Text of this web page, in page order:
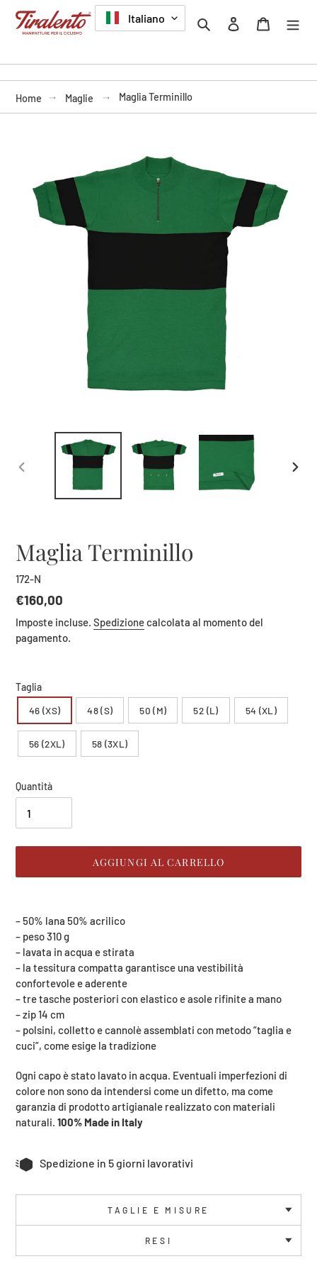
direttamente
LINGUAItaliano Cerca Accedi Carrello
Home Maglie Maglia Terminillo
PRECEDENTE
Maglia Terminillo
172-N
Prezzo
di
listino
€160,00
Imposte incluse. Spedizionecalcolata al momento del
pagamento.
Taglia
46 (XS)
48 (S) 50 (M) 52 (L) 54 (XL)
56 (2XL) 58 (3XL)
Quantità
AGGIUNGI AL CARRELLO
del
prodotto
nel
carrello
– 50% lana 50% acrilico
– peso 310 g
– lavata in acqua e stirata
– la tessitura compatta garantisce una vestibilità
confortevole e aderente
– tre tasche posteriori con elastico e asole rifinite a mano
– zip 14 cm
– polsini, colletto e cannolè assemblati con metodo “taglia e
cuci”, come esige la tradizione
Ogni capo è stato lavato in acqua. Eventuali imperfezioni di
colore non sono da intendersi come un difetto, ma come
garanzia di prodotto artigianale realizzato con materiali
naturali. 100% Made in Italy
Spedizione in 5 giorni lavorativi
TAGLIE E MISURE
RESI